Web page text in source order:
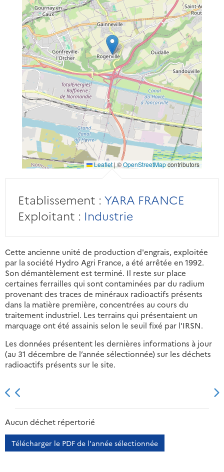
Leaflet |©OpenStreetMapcontributors
Etablissement : YARA FRANCE
Exploitant : Industrie
Cette ancienne unité de production d'engrais, exploitée
par la société Hydro Agri France, a été arrêtée en 1992.
Son démantèlement est terminé. Il reste sur place
certaines ferrailles qui sont contaminées par du radium
provenant des traces de minéraux radioactifs présents
dans la matière première, concentrées au cours du
traitement industriel. Les terrains qui présentaient un
marquage ont été assainis selon le seuil fixé par l'IRSN.
Les données présentent les dernières informations à jour
(au 31 décembre de l’année sélectionnée) sur les déchets
radioactifs présents sur le site.
2013 2014
Aucun déchet répertorié
Télécharger le PDF de l'année sélectionnée